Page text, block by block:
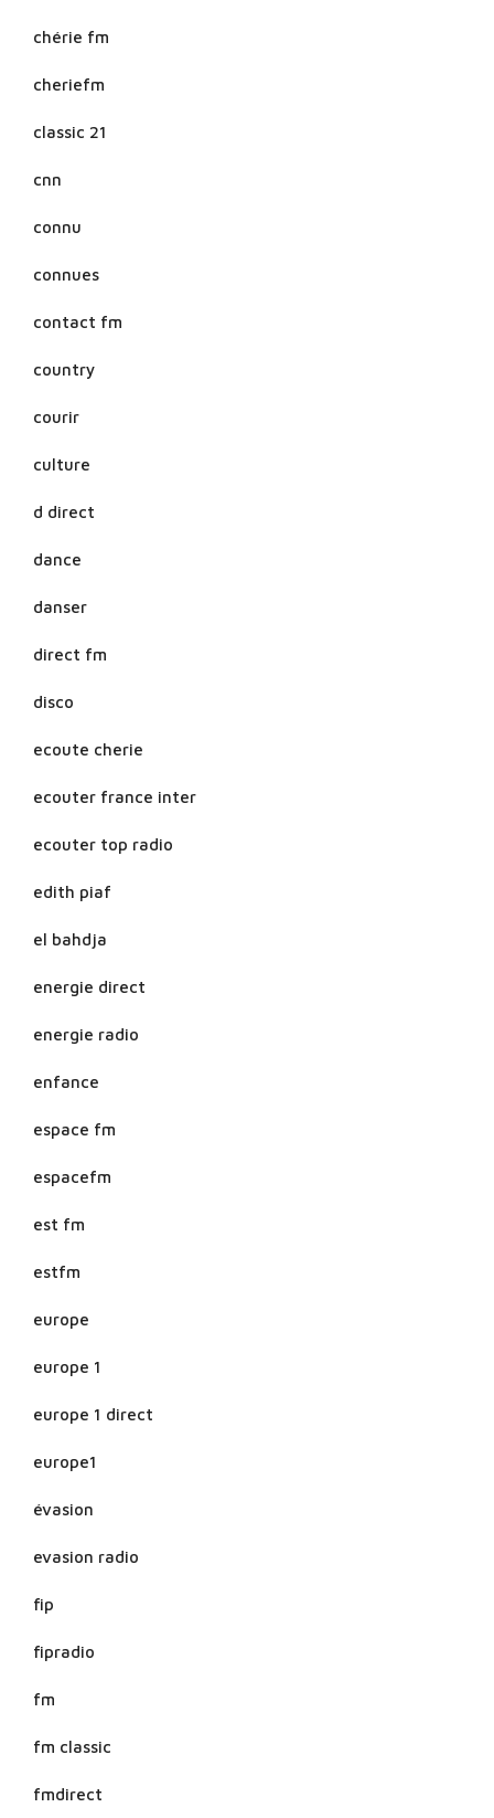
chérie fm
cheriefm
classic 21
cnn
connu
connues
contact fm
country
courir
culture
d direct
dance
danser
direct fm
disco
ecoute cherie
ecouter france inter
ecouter top radio
edith piaf
el bahdja
energie direct
energie radio
enfance
espace fm
espacefm
est fm
estfm
europe
europe 1
europe 1 direct
europe1
évasion
evasion radio
fip
fipradio
fm
fm classic
fmdirect